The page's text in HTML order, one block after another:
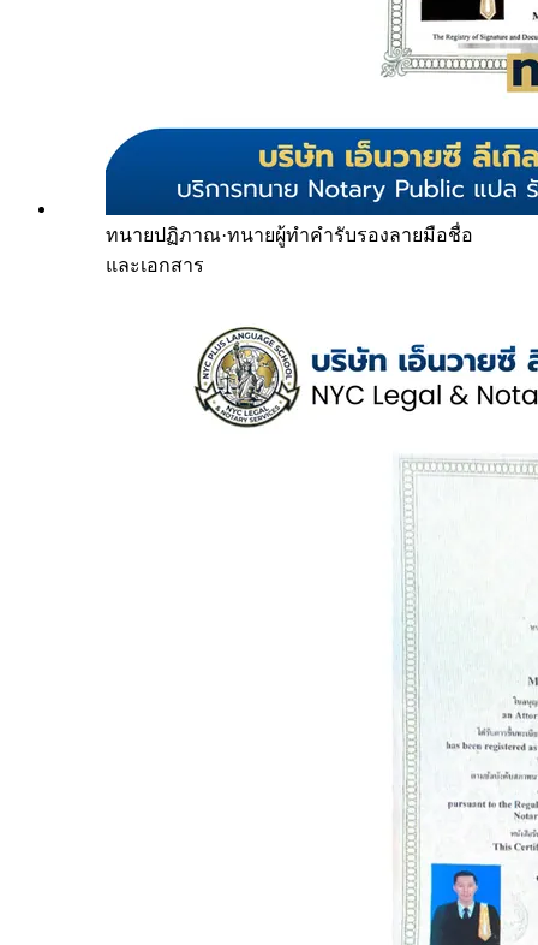
ทนายปฏิภาณ·ทนายผู้ทำคำรับรองลายมือชื่อ
และเอกสาร